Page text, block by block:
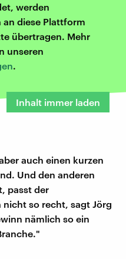
werden
an diese Plattform
übertragen. Mehr
unseren
.
Inhalt immer laden
auch einen kurzen
Und den anderen
passt der
nicht so recht, sagt Jörg
nämlich so ein